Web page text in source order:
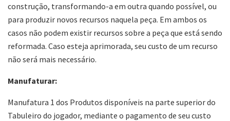
construção, transformando-a em outra quando possível, ou
para produzir novos recursos naquela peça. Em ambos os
casos não podem existir recursos sobre a peça que está sendo
reformada. Caso esteja aprimorada, seu custo de um recurso
não será mais necessário.
Manufaturar:
Manufatura 1 dos Produtos disponíveis na parte superior do
Tabuleiro do jogador, mediante o pagamento de seu custo